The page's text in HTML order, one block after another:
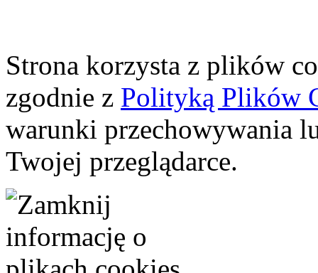
Strona korzysta z plików
zgodnie z Polityką Plików
warunki przechowywania
Twojej przeglądarce.